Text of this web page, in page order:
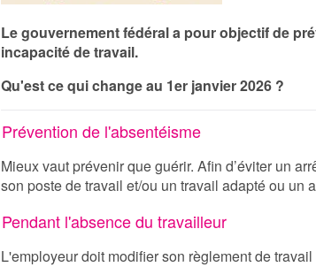
Le gouvernement fédéral a pour objectif de
incapacité de travail.
Qu'est ce qui change au 1er janvier 2026 ?
Prévention de l'absentéisme
Mieux vaut prévenir que guérir. Afin d’éviter un
son poste de travail et/ou un travail adapté ou un
Pendant l'absence du travailleur
L'employeur doit modifier son règlement de